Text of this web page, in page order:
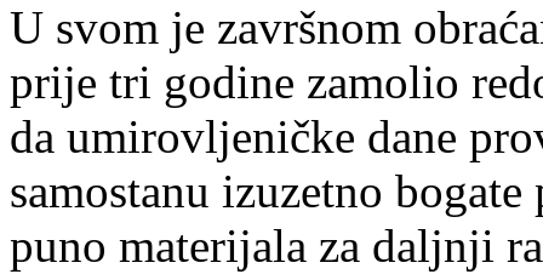
U svom je završnom
prije tri godine zamolio
da umirovljeničke dane
samostanu izuzetno
puno materijala za daljnji